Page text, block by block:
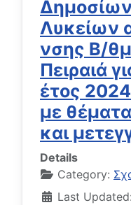
Λυκείων
νσης Β/
Πειραιά
έτος
με
και
Details
Category:
Last